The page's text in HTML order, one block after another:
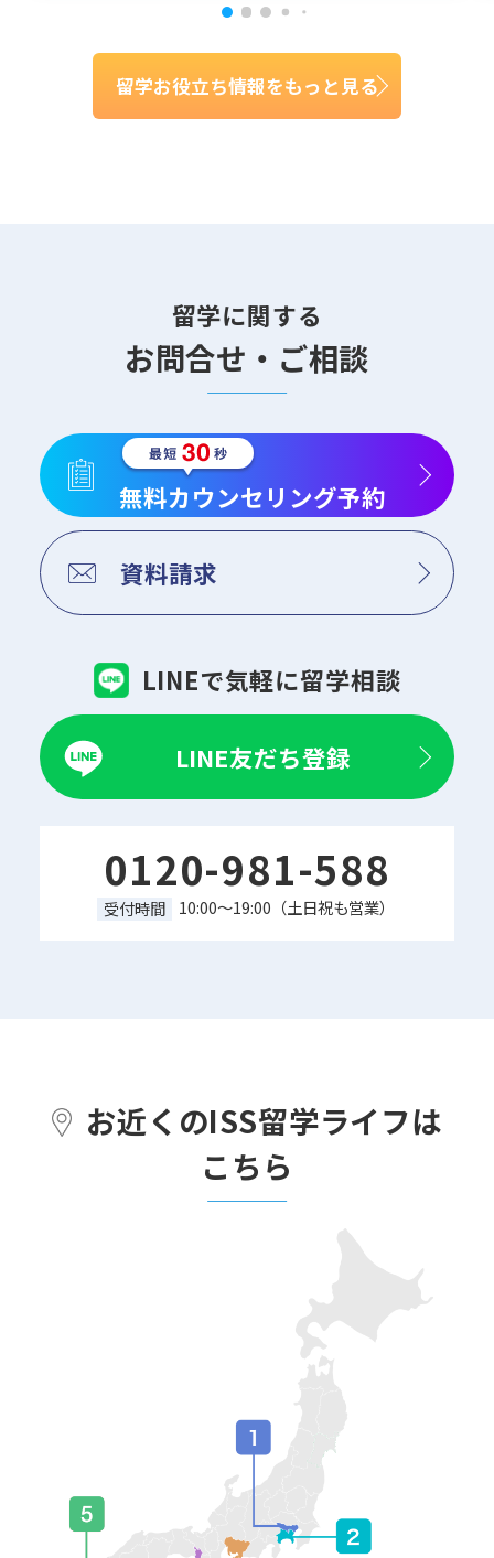
留学お役立ち情報をもっと見る
留学に関する
お問合せ・ご相談
無料カウンセリング予約
資料請求
LINEで気軽に留学相談
LINE友だち登録
0120-981-588
受付時間 10:00～19:00（土日祝も営業）
お近くのISS留学ライフは
こちら